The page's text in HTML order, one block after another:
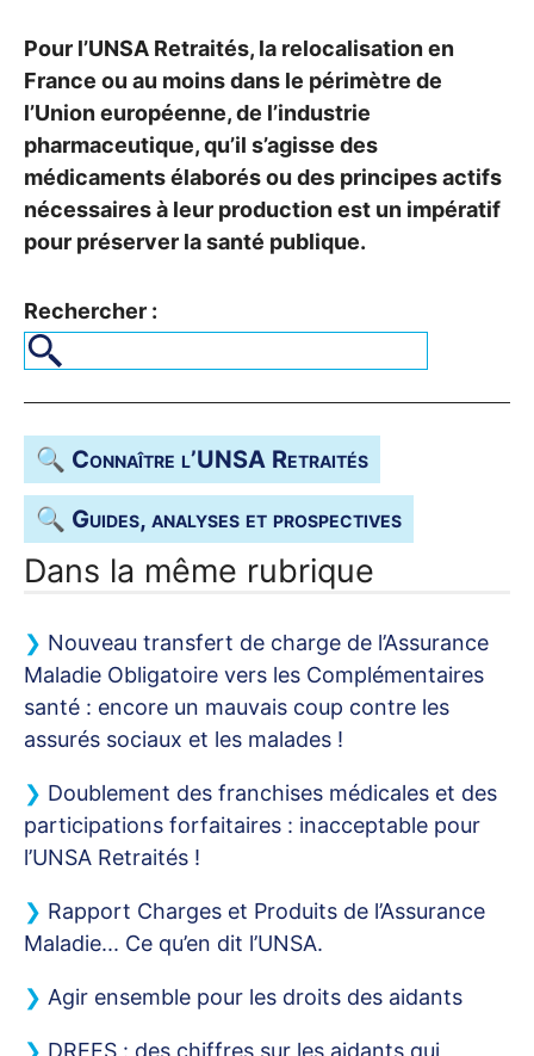
Pour l’UNSA Retraités, la relocalisation en
France ou au moins dans le périmètre de
l’Union européenne, de l’industrie
pharmaceutique, qu’il s’agisse des
médicaments élaborés ou des principes actifs
nécessaires à leur production est un impératif
pour préserver la santé publique.
Rechercher :
🔍 Connaître l’UNSA Retraités
🔍 Guides, analyses et prospectives
Dans la même rubrique
Nouveau transfert de charge de l’Assurance
Maladie Obligatoire vers les Complémentaires
santé : encore un mauvais coup contre les
assurés sociaux et les malades !
Doublement des franchises médicales et des
participations forfaitaires : inacceptable pour
l’UNSA Retraités !
Rapport Charges et Produits de l’Assurance
Maladie... Ce qu’en dit l’UNSA.
Agir ensemble pour les droits des aidants
DREES : des chiffres sur les aidants qui